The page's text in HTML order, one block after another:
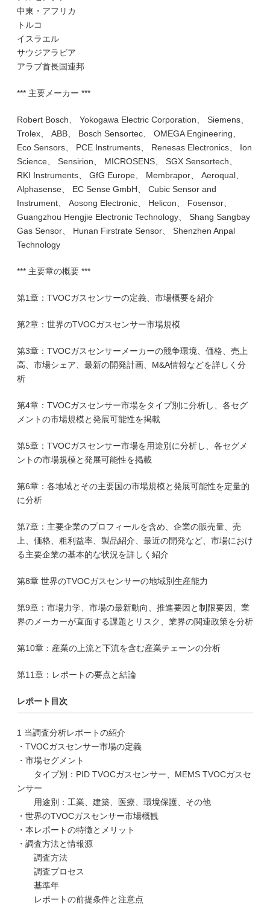
中東・アフリカ
トルコ
イスラエル
サウジアラビア
アラブ首長国連邦
*** 主要メーカー ***
Robert Bosch、 Yokogawa Electric Corporation、 Siemens、
Trolex、 ABB、 Bosch Sensortec、 OMEGA Engineering、
Eco Sensors、 PCE Instruments、 Renesas Electronics、 Ion
Science、 Sensirion、 MICROSENS、 SGX Sensortech、
RKI Instruments、 GfG Europe、 Membrapor、 Aeroqual、
Alphasense、 EC Sense GmbH、 Cubic Sensor and
Instrument、 Aosong Electronic、 Helicon、 Fosensor、
Guangzhou Hengjie Electronic Technology、 Shang Sangbay
Gas Sensor、 Hunan Firstrate Sensor、 Shenzhen Anpal
Technology
*** 主要章の概要 ***
第1章：TVOCガスセンサーの定義、市場概要を紹介
第2章：世界のTVOCガスセンサー市場規模
第3章：TVOCガスセンサーメーカーの競争環境、価格、売上
高、市場シェア、最新の開発計画、M&A情報などを詳しく分
析
第4章：TVOCガスセンサー市場をタイプ別に分析し、各セグ
メントの市場規模と発展可能性を掲載
第5章：TVOCガスセンサー市場を用途別に分析し、各セグメ
ントの市場規模と発展可能性を掲載
第6章：各地域とその主要国の市場規模と発展可能性を定量的
に分析
第7章：主要企業のプロフィールを含め、企業の販売量、売
上、価格、粗利益率、製品紹介、最近の開発など、市場におけ
る主要企業の基本的な状況を詳しく紹介
第8章 世界のTVOCガスセンサーの地域別生産能力
第9章：市場力学、市場の最新動向、推進要因と制限要因、業
界のメーカーが直面する課題とリスク、業界の関連政策を分析
第10章：産業の上流と下流を含む産業チェーンの分析
第11章：レポートの要点と結論
レポート目次
1 当調査分析レポートの紹介
・TVOCガスセンサー市場の定義
・市場セグメント
タイプ別：PID TVOCガスセンサー、MEMS TVOCガスセ
ンサー
用途別：工業、建築、医療、環境保護、その他
・世界のTVOCガスセンサー市場概観
・本レポートの特徴とメリット
・調査方法と情報源
調査方法
調査プロセス
基準年
レポートの前提条件と注意点